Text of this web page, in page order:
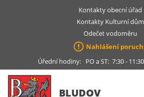
Kontakty obecní úřad
Kontakty Kulturní dům
Odečet vodoměru
Nahlášení
Úřední hodiny: PO a ST: 7:30 -
BLUDOV